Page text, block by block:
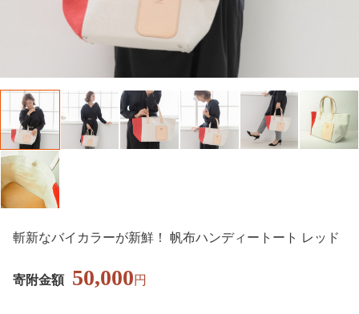
斬新なバイカラーが新鮮！ 帆布ハンディートート レッド
寄附金額 50,000円